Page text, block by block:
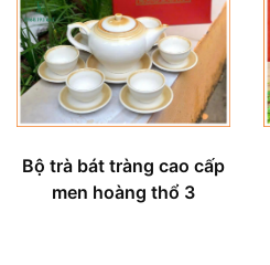
Bộ trà bát tràng cao cấp
men hoàng thổ 3